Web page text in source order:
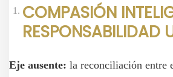
COMPASIÓN
RESPONSABILIDAD
Eje ausente: la reconciliación entre